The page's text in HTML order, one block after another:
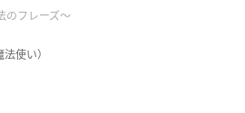
のフレーズ～
使い）